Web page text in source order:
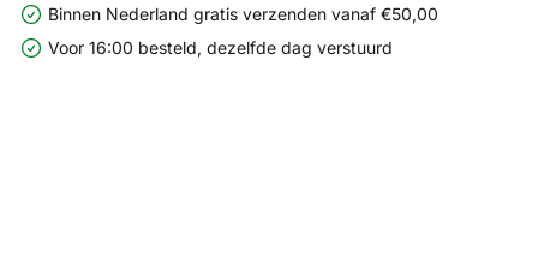
Binnen Nederland gratis verzenden vanaf €50,00
Voor 16:00 besteld, dezelfde dag verstuurd